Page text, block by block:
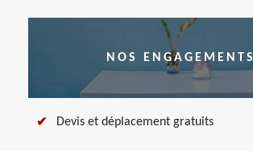
NOS ENGAGEMENTS
Devis et déplacement gratuits